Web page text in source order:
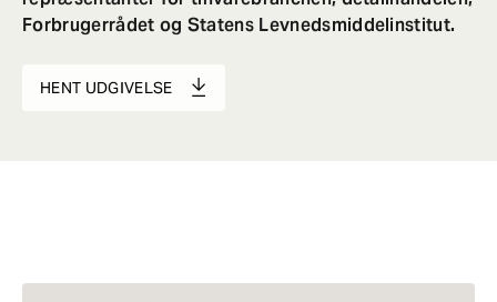
Forbrugerrådet og Statens Levnedsmiddelinstitut.
HENT UDGIVELSE